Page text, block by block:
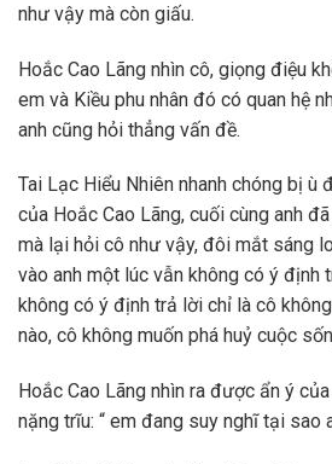
như vậy mà còn giấu.
Hoắc Cao Lãng nhìn cô, giọng điệu
em và Kiều phu nhân đó có quan hệ
anh cũng hỏi thẳng vấn đề.
Tai Lạc Hiểu Nhiên nhanh chóng bị ù
của Hoắc Cao Lãng, cuối cùng anh
mà lại hỏi cô như vậy, đôi mắt sáng
vào anh một lúc vẫn không có ý định
không có ý định trả lời chỉ là cô
nào, cô không muốn phá huỷ cuộc
Hoắc Cao Lãng nhìn ra được ẩn ý
nặng trĩu: “ em đang suy nghĩ tại sao